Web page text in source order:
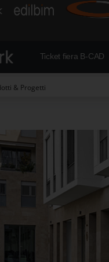
Ticket fiera B-CAD